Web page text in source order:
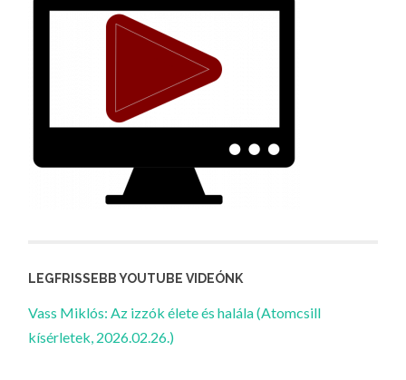
LEGFRISSEBB YOUTUBE VIDEÓNK
Vass Miklós: Az izzók élete és halála (Atomcsill
kísérletek, 2026.02.26.)